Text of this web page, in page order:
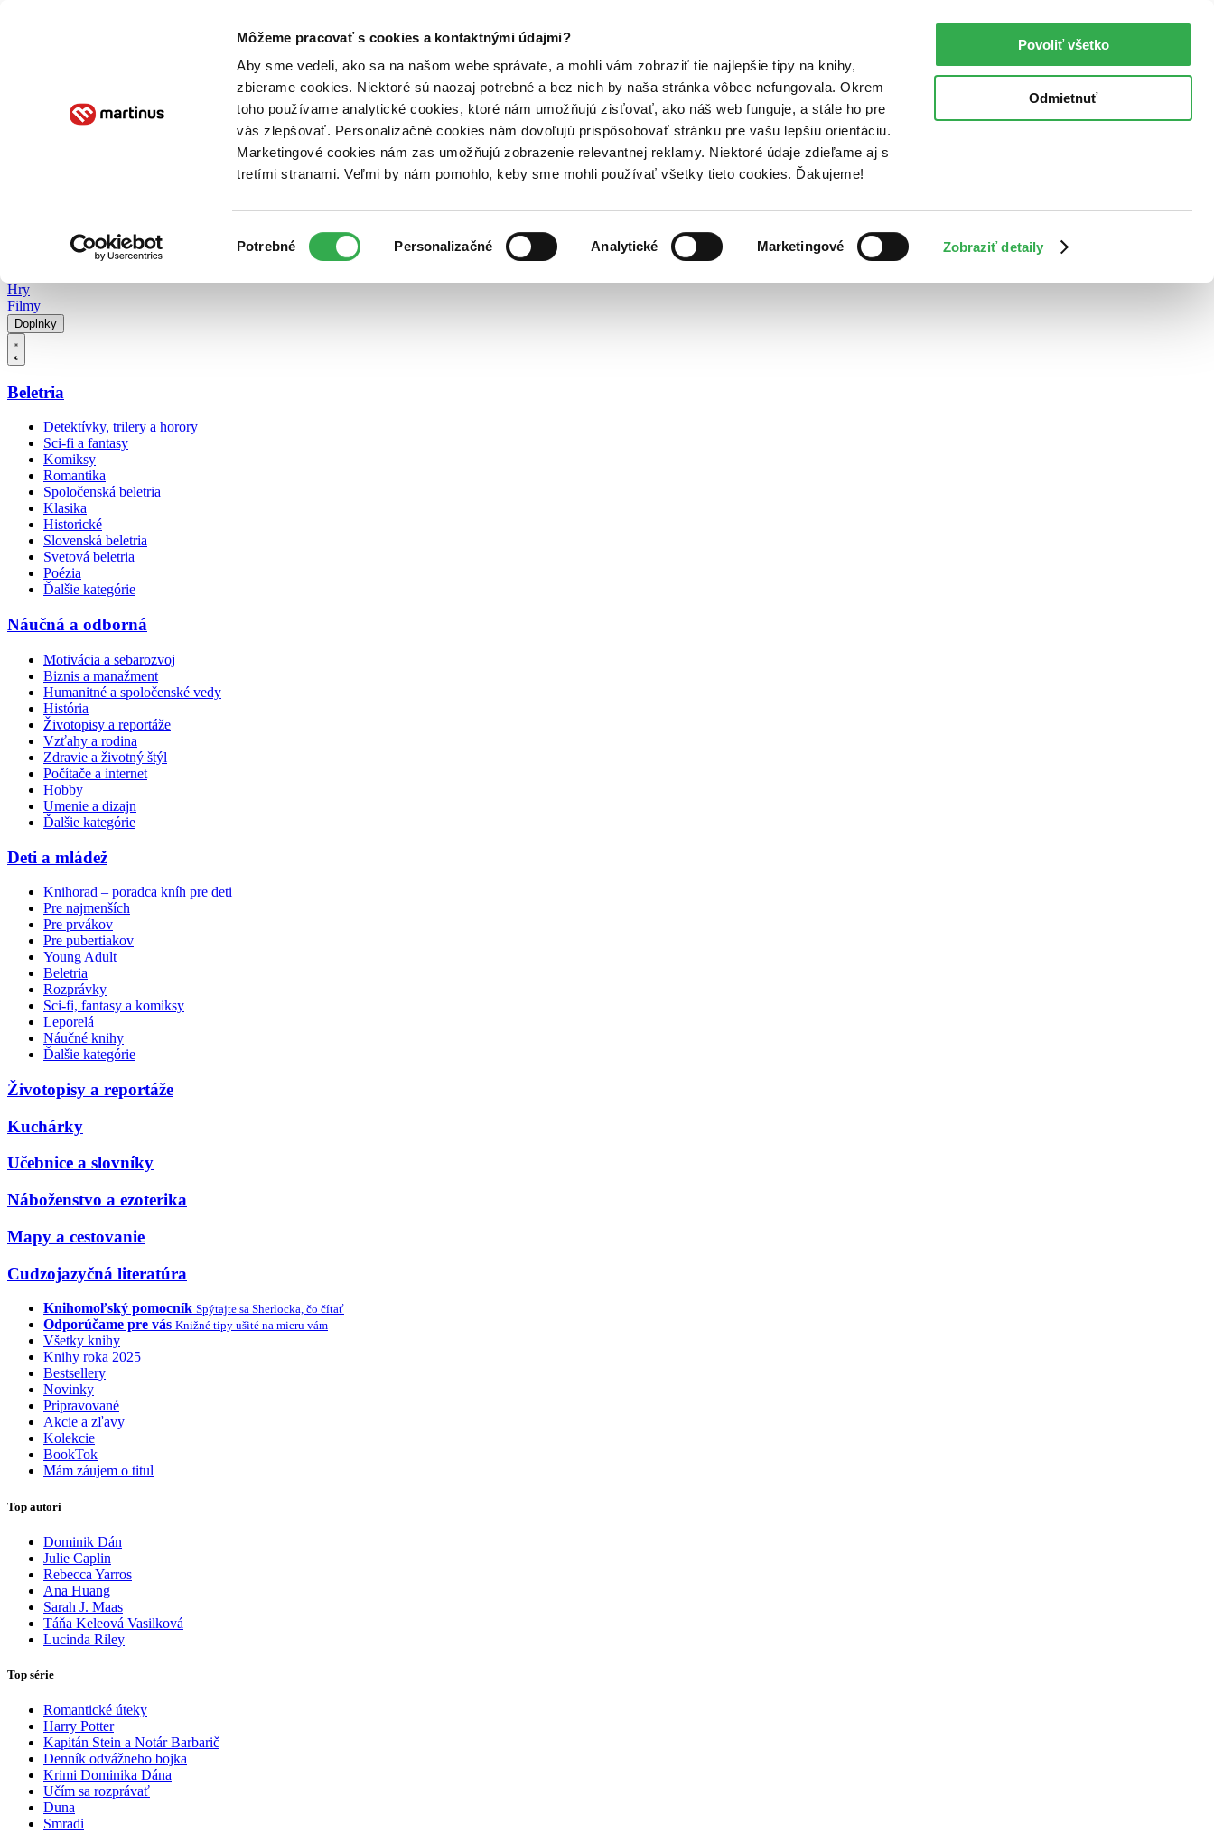
Môžeme pracovať s cookies a kontaktnými údajmi?
Aby sme vedeli, ako sa na našom webe správate, a mohli vám zobraziť tie najlepšie tipy na knihy,
zbierame cookies. Niektoré sú naozaj potrebné a bez nich by naša stránka vôbec nefungovala. Okrem
toho používame analytické cookies, ktoré nám umožňujú zisťovať, ako náš web funguje, a stále ho pre
vás zlepšovať. Personalizačné cookies nám dovoľujú prispôsobovať stránku pre vašu lepšiu orientáciu.
Marketingové cookies nám zas umožňujú zobrazenie relevantnej reklamy. Niektoré údaje zdieľame aj s
tretími stranami. Veľmi by nám pomohlo, keby sme mohli používať všetky tieto cookies. Ďakujeme!
súhlasu
Potrebné Personalizačné Analytické Marketingové Zobraziť detaily
Povoliť všetko
Odmietnuť
Poukážky Kontakt
Hry
Filmy
Doplnky
Beletria
Detektívky, trilery a horory
Sci-fi a fantasy
Komiksy
Romantika
Spoločenská beletria
Klasika
Historické
Slovenská beletria
Svetová beletria
Poézia
Ďalšie kategórie
Náučná a odborná
Motivácia a sebarozvoj
Biznis a manažment
Humanitné a spoločenské vedy
História
Životopisy a reportáže
Vzťahy a rodina
Zdravie a životný štýl
Počítače a internet
Hobby
Umenie a dizajn
Ďalšie kategórie
Deti a mládež
Knihorad – poradca kníh pre deti
Pre najmenších
Pre prvákov
Pre pubertiakov
Young Adult
Beletria
Rozprávky
Sci-fi, fantasy a komiksy
Leporelá
Náučné knihy
Ďalšie kategórie
Životopisy a reportáže
Kuchárky
Učebnice a slovníky
Náboženstvo a ezoterika
Mapy a cestovanie
Cudzojazyčná literatúra
Knihomoľský pomocník Spýtajte sa Sherlocka, čo čítať
Odporúčame pre vás Knižné tipy ušité na mieru vám
Všetky knihy
Knihy roka 2025
Bestsellery
Novinky
Pripravované
Akcie a zľavy
Kolekcie
BookTok
Mám záujem o titul
Top autori
Dominik Dán
Julie Caplin
Rebecca Yarros
Ana Huang
Sarah J. Maas
Táňa Keleová Vasilková
Lucinda Riley
Top série
Romantické úteky
Harry Potter
Kapitán Stein a Notár Barbarič
Denník odvážneho bojka
Krimi Dominika Dána
Učím sa rozprávať
Duna
Smradi